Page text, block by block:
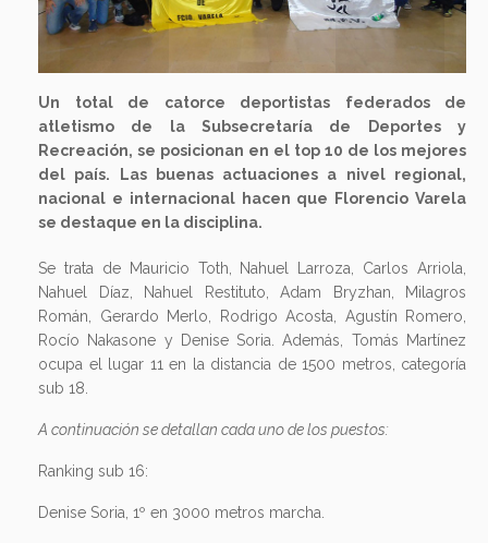
Un total de catorce deportistas federados de
atletismo de la Subsecretaría de Deportes y
Recreación, se posicionan en el top 10 de los mejores
del país. Las buenas actuaciones a nivel regional,
nacional e internacional hacen que Florencio Varela
se destaque en la disciplina.
Se trata de Mauricio Toth, Nahuel Larroza, Carlos Arriola,
Nahuel Díaz, Nahuel Restituto, Adam Bryzhan, Milagros
Román, Gerardo Merlo, Rodrigo Acosta, Agustín Romero,
Rocío Nakasone y Denise Soria. Además, Tomás Martínez
ocupa el lugar 11 en la distancia de 1500 metros, categoría
sub 18.
A continuación se detallan cada uno de los puestos:
Ranking sub 16:
Denise Soria, 1º en 3000 metros marcha.